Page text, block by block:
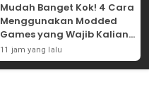
Mudah Banget Kok! 4 Cara
Menggunakan Modded
Games yang Wajib Kalian
Coba Sendiri!
11 jam yang lalu